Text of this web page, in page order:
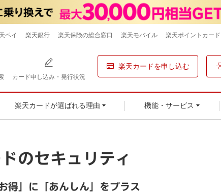
ペイ 楽天銀行 楽天保険の総合窓口 楽天モバイル 楽天ポイントカード
カード申し込み・発行状況
楽天カードを申し込む
楽天カードが選ばれる理由 機能・サービス
のセキュリティ
得」に「あんしん」をプラス